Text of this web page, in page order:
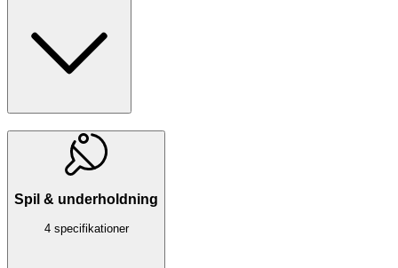
Spil & underholdning
4 specifikationer